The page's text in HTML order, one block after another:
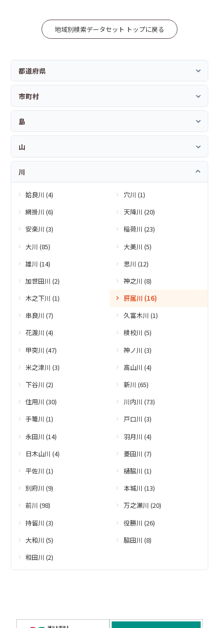
地域別検索データセット トップに戻る
都道府県
市町村
島
山
川
姶良川 (4)
穴川 (1)
網掛川 (6)
天降川 (20)
安楽川 (3)
稲荷川 (23)
大川 (85)
大美川 (5)
雄川 (14)
思川 (12)
加世田川 (2)
神之川 (8)
木之下川 (1)
肝属川 (16)
串良川 (7)
久富木川 (1)
花渡川 (4)
検校川 (5)
甲突川 (47)
神ノ川 (3)
米之津川 (3)
高山川 (4)
下谷川 (2)
新川 (65)
住用川 (30)
川内川 (73)
手篭川 (1)
戸口川 (3)
永田川 (14)
羽月川 (4)
日木山川 (4)
菱田川 (7)
平佐川 (1)
樋脇川 (1)
別府川 (9)
本城川 (13)
前川 (98)
万之瀬川 (20)
持留川 (3)
役勝川 (26)
大和川 (5)
脇田川 (8)
和田川 (2)